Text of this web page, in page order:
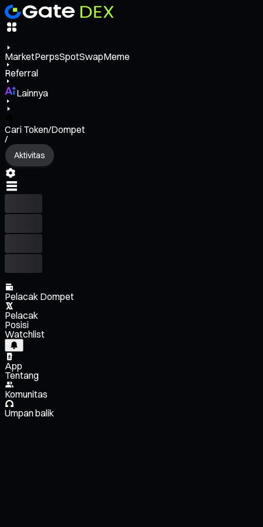
MarketPerpsSpotSwapMeme
Referral
Lainnya
Cari Token/Dompet
/
Aktivitas
Pelacak Dompet
Pelacak
Posisi
Watchlist
App
Tentang
Komunitas
Umpan balik